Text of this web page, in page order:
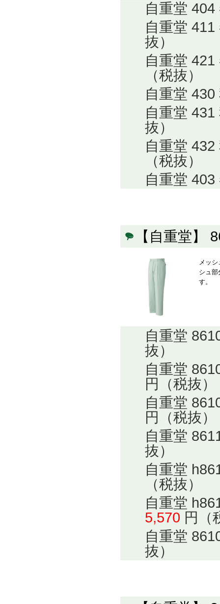
自重堂
自重堂
抜）
自重堂
（税抜）
自重堂
自重堂
抜）
自重堂
（税抜）
自重堂
【自重堂
メッ
シュ部
す。
自重堂
抜）
自重堂
円（税抜）
自重堂
円（税抜）
自重堂
抜）
自重堂
（税抜）
自重堂
5,570 円（
自重堂
抜）